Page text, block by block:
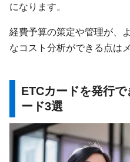
になります。
経費予算の策定や管理が、
なコスト分析ができる点は
ETCカードを発行
ード3選